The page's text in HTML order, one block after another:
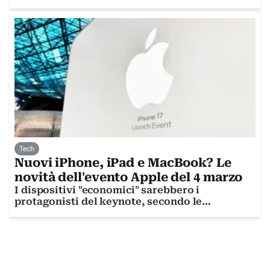
Tech
Nuovi iPhone, iPad e MacBook? Le
novità dell'evento Apple del 4 marzo
I dispositivi "economici" sarebbero i
protagonisti del keynote, secondo le